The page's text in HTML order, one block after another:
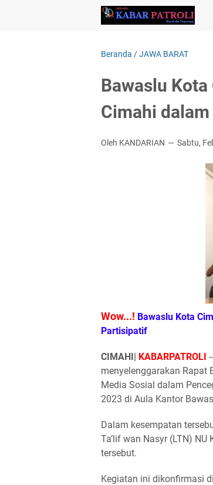
Beranda /JAWA BARAT
Bawaslu Kota
Cimahi
Oleh KANDARIAN Sabtu,
Wow...! Bawaslu Kota
Partisipatif
CIMAHI| KABARPATROLI
menyelenggarakan Rapat
Media Sosial dalam
2023 di Aula Kantor
Dalam kesempatan
Ta’lif wan Nasyr (LTN)
tersebut.
Kegiatan ini dikonfirmasi